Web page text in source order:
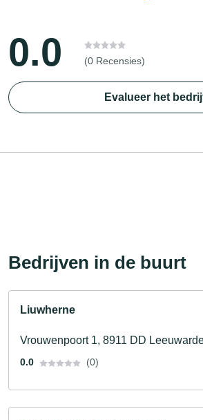
0.0 (0 Recensies)
Evalueer het
Bedrijven in de buurt
Liuwherne
Vrouwenpoort 1, 8911 DD
0.0 (0)